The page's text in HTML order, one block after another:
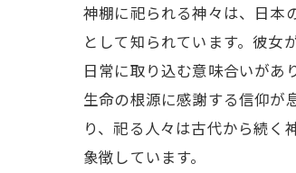
神棚に祀られる神々は、日本
として知られています。彼女
日常に取り込む意味合いがあ
生命の根源に感謝する信仰が
り、祀る人々は古代から続く
象徴しています。